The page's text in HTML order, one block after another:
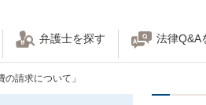
弁護士を探す 法律Q&A
請求について」